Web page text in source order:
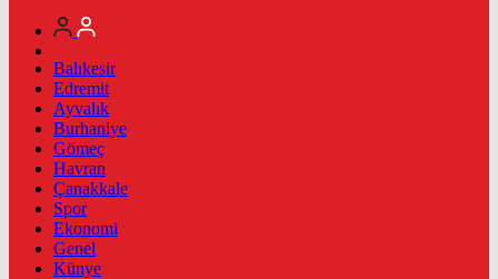
Balıkesir
Edremit
Ayvalık
Burhaniye
Gömeç
Havran
Çanakkale
Spor
Ekonomi
Genel
Künye